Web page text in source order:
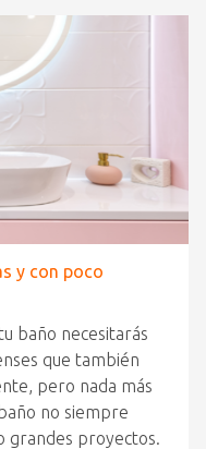
y con poco
baño necesitarás
que también
pero nada más
no siempre
grandes proyectos.